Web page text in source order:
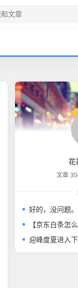
花
文章
好的，没问题。作为资深内容编辑
【京东白条怎
迎峰度夏进入下半